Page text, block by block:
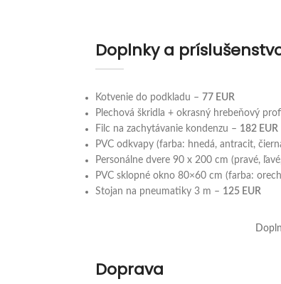
Doplnky a
Kotvenie do podkladu – 77 EUR
Plechová škridla + okrasný hrebeňový
Filc na zachytávanie kondenzu – 182 EUR
PVC odkvapy (farba: hnedá, antracit,
Personálne dvere 90 x 200 cm (pravé,
PVC sklopné okno 80×60 cm (farba:
Stojan na pneumatiky 3 m – 125 EUR
Doprava